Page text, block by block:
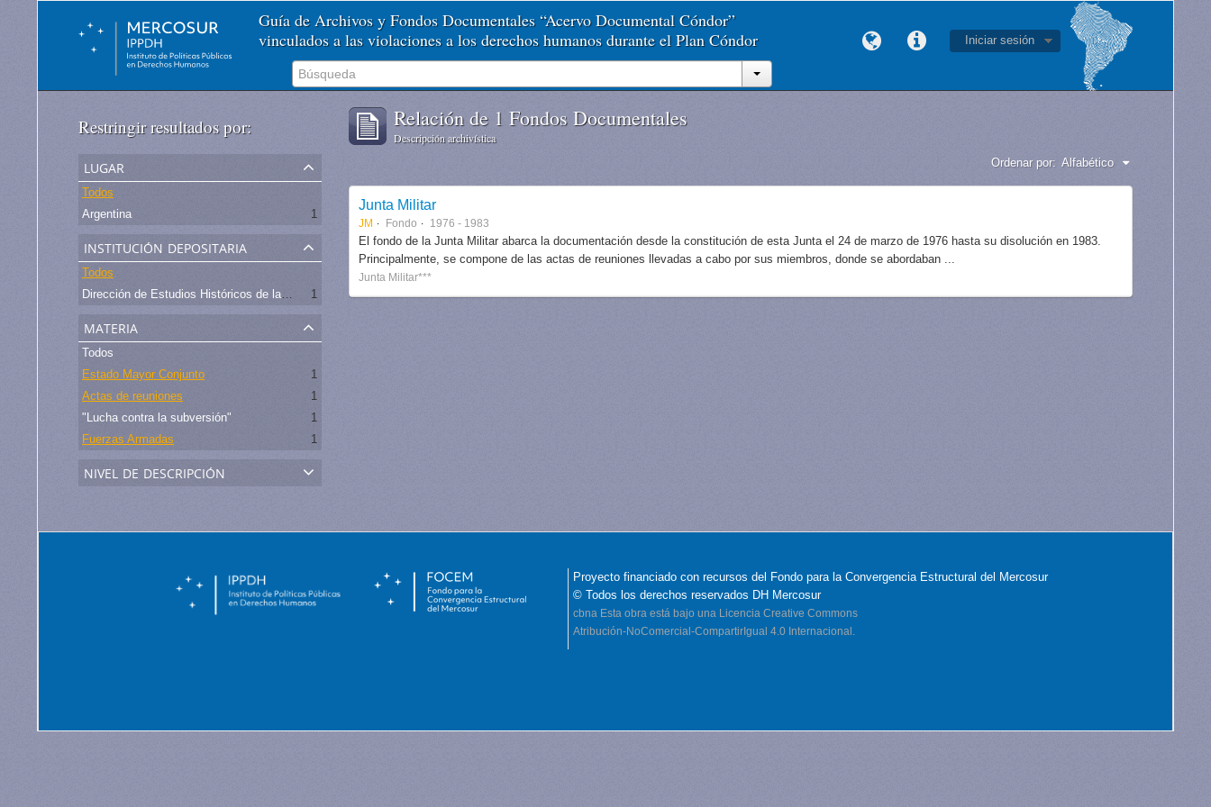
Guía de Archivos y Fondos Documentales “Acervo Documental Cóndor”
vinculados a las violaciones a los derechos humanos durante el Plan Cóndor
Iniciar sesión
Restringir resultados por:
lugar
Todos
Argentina
1
institución depositaria
Todos
Dirección de Estudios Históricos de la Fuerza Aérea
1
materia
Todos
Estado Mayor Conjunto
1
Actas de reuniones
1
"Lucha contra la subversión"
1
Fuerzas Armadas
1
nivel de descripción
Relación de 1 Fondos Documentales
Descripción archivística
Ordenar por: Alfabético
Junta Militar
JM Fondo 1976 - 1983
El fondo de la Junta Militar abarca la documentación desde la constitución de esta Junta el 24 de marzo de 1976 hasta su disolución en 1983.
Principalmente, se compone de las actas de reuniones llevadas a cabo por sus miembros, donde se abordaban ...
Junta Militar***
Proyecto financiado con recursos del Fondo para la Convergencia Estructural del Mercosur
© Todos los derechos reservados DH Mercosur
cbna Esta obra está bajo una Licencia Creative Commons
Atribución-NoComercial-CompartirIgual 4.0 Internacional.